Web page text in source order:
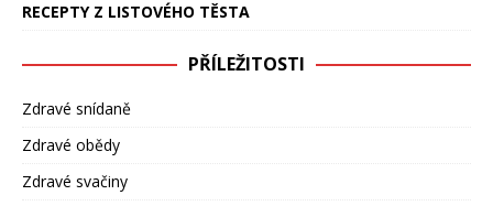
RECEPTY Z LISTOVÉHO TĚSTA
PŘÍLEŽITOSTI
Zdravé snídaně
Zdravé obědy
Zdravé svačiny